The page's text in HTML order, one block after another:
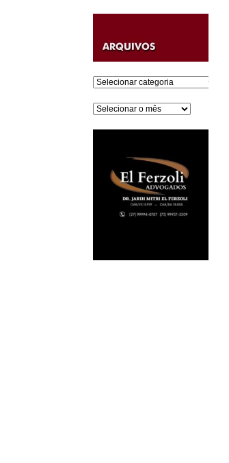
Categorias
Arquivos